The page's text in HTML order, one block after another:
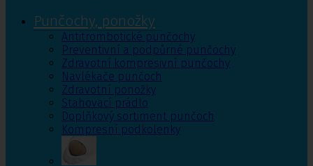
Punčochy, ponožky
Antitrombotické punčochy
Preventivní a podpůrné punčochy
Zdravotní kompresivní punčochy
Navlékače punčoch
Zdravotní ponožky
Stahovací prádlo
Doplňkový sortiment punčoch
Kompresní podkolenky